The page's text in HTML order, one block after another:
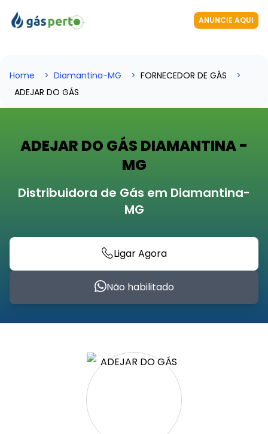
ANUNCIE AQUI
Home Diamantina-MG
FORNECEDOR DE GÁS
ADEJAR DO GÁS
ADEJAR DO GÁS DIAMANTINA -
MG
Distribuidora de Gás em Diamantina-
MG
Ligar Agora
Não habilitado